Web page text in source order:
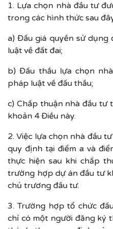
1. Lựa chọn nhà đầu tư
trong các hình thức sau
a) Đấu giá quyền sử
luật về đất đai;
b) Đấu thầu lựa chọn
pháp luật về đấu thầu;
c) Chấp thuận nhà đầu tư
khoản 4 Điều này.
2. Việc lựa chọn nhà đầu
quy định tại điểm a và
thực hiện sau khi chấp
trường hợp dự án đầu tư
chủ trương đầu tư.
3. Trường hợp tổ chức
chỉ có một người đăng ký